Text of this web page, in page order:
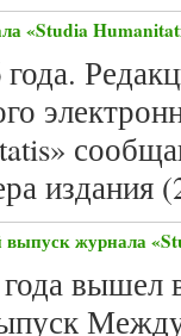
«Studia
издания
журнала
года